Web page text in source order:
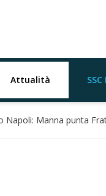
Attualità
Napoli: Manna punta